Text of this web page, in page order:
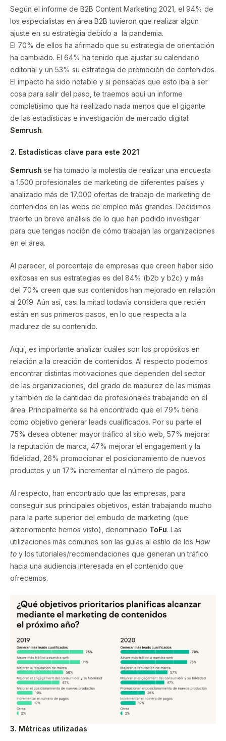
Según el informe de B2B Content Marketing 2021, el 94% de
los especialistas en área B2B tuvieron que realizar algún
ajuste en su estrategia debido a la pandemia.
El 70% de ellos ha afirmado que su estrategia de orientación
ha cambiado. El 64% ha tenido que ajustar su calendario
editorial y un 53% su estrategia de promoción de contenidos.
El impacto ha sido notable y si pensabas que esto iba a ser
cosa para salir del paso, te traemos aquí un informe
completísimo que ha realizado nada menos que el gigante
de las estadísticas e investigación de mercado digital:
Semrush.
2. Estadísticas clave para este 2021
Semrush se ha tomado la molestia de realizar una encuesta
a 1.500 profesionales de marketing de diferentes países y
analizado más de 17.000 ofertas de trabajo de marketing de
contenidos en las webs de empleo más grandes. Decidimos
traerte un breve análisis de lo que han podido investigar
para que tengas noción de cómo trabajan las organizaciones
en el área.
Al parecer, el porcentaje de empresas que creen haber sido
exitosas en sus estrategias es del 84% (b2b y b2c) y más
del 70% creen que sus contenidos han mejorado en relación
al 2019. Aún así, casi la mitad todavía considera que recién
están en sus primeros pasos, en lo que respecta a la
madurez de su contenido.
Aquí, es importante analizar cuáles son los propósitos en
relación a la creación de contenidos. Al respecto podemos
encontrar distintas motivaciones que dependen del sector
de las organizaciones, del grado de madurez de las mismas
y también de la cantidad de profesionales trabajando en el
área. Principalmente se ha encontrado que el 79% tiene
como objetivo generar leads cualificados. Por su parte el
75% desea obtener mayor tráfico al sitio web, 57% mejorar
la reputación de marca, 47% mejorar el engagement y la
fidelidad, 26% promocionar el posicionamiento de nuevos
productos y un 17% incrementar el número de pagos.
Al respecto, han encontrado que las empresas, para
conseguir sus principales objetivos, están trabajando mucho
para la parte superior del embudo de marketing (que
anteriormente hemos visto), denominado ToFu. Las
utilizaciones más comunes son las guías al estilo de los How
to y los tutoriales/recomendaciones que generan un tráfico
hacia una audiencia interesada en el contenido que
ofrecemos.
3. Métricas utilizadas